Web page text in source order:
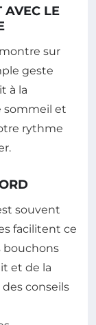
AVEC LE
sur
geste
à la
sommeil et
rythme
souvent
facilitent ce
bouchons
et de la
conseils